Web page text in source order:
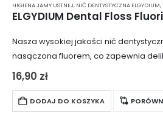
HIGIENA JAMY USTNEJ, NIĆ DENTYSTYCZNA ELGYDIUM,
Nasza wysokiej jakości nić
nasączona fluorem, co zapewnia
oczyszczenie przestrzeni
między…
16,90 zł
DODAJ DO KOSZYKA